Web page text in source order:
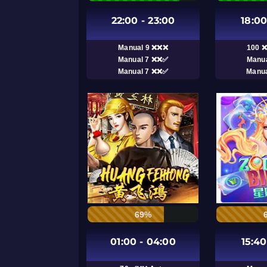
22:00 - 23:00
Manual 9 ❌❌❌
Manual 7 ❌❌✅
Manual 7 ❌❌✅
100
69%
01:00 - 04:00